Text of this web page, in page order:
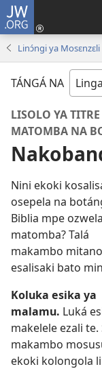
JW.ORG
Linɔ́ngi ya
TÁNGÁ NA
LISOLO YA
MATOMBA NA
Nini ekoki
osepela na
Biblia mpe
matomba? Talá
makambo
esalisaki bato
Koluka esika ya
malamu. Luká
makelele ezali te.
makambo
ekoki kolongola